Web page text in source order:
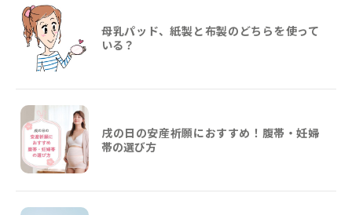
母乳パッド、紙製と布製のどちらを使って
いる？
戌の日の安産祈願におすすめ！腹帯・妊婦
帯の選び方